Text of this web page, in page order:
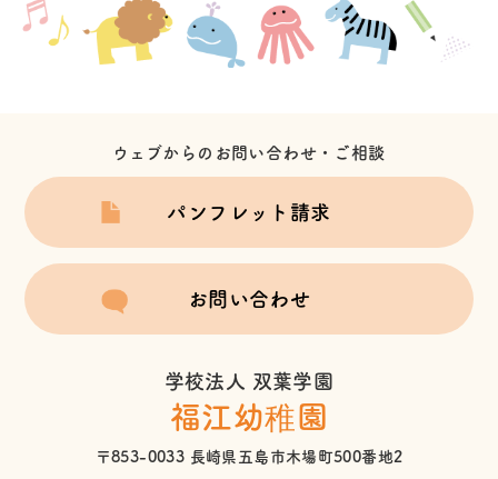
ウェブからのお問い合わせ・ご相談
パンフレット請求
お問い合わせ
学校法人 双葉学園
福江幼稚園
〒853-0033 長崎県五島市木場町500番地2